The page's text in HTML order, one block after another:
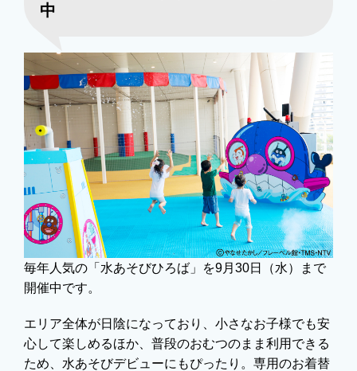
中
毎年人気の「水あそびひろば」を9月30日（水）まで
開催中です。
エリア全体が日陰になっており、小さなお子様でも安
心して楽しめるほか、普段のおむつのまま利用できる
ため、水あそびデビューにもぴったり。専用のお着替